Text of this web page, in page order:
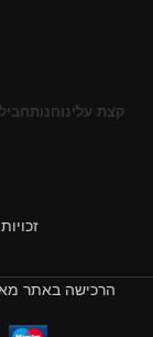
קצת עלינוחנות
זכויות
הרכישה באתר